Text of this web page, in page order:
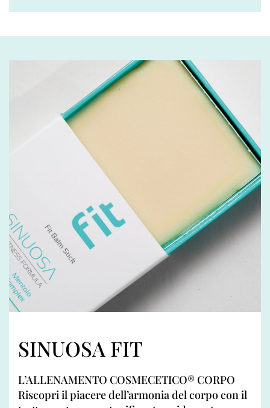
SINUOSA FIT
L’ALLENAMENTO COSMECETICO® CORPO
Riscopri il piacere dell’armonia del corpo con il